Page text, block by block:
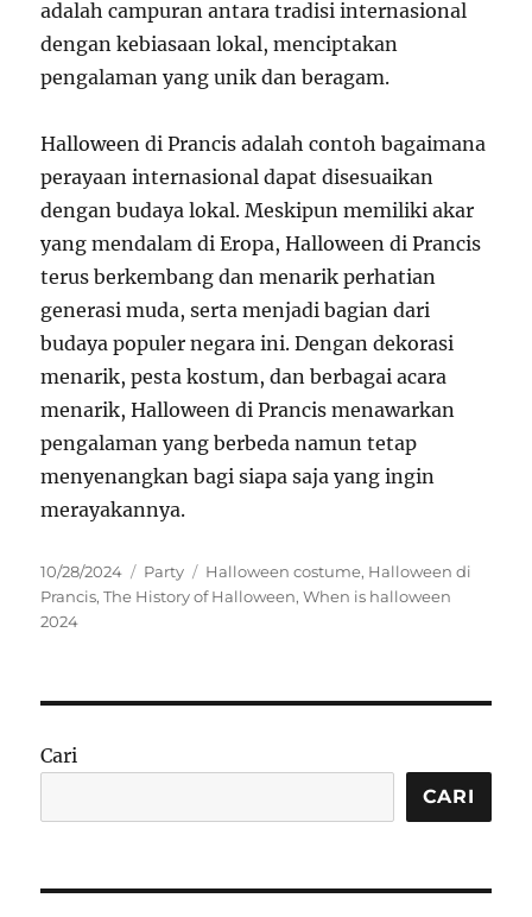
adalah campuran antara tradisi internasional
dengan kebiasaan lokal, menciptakan
pengalaman yang unik dan beragam.
Halloween di Prancis adalah contoh bagaimana
perayaan internasional dapat disesuaikan
dengan budaya lokal. Meskipun memiliki akar
yang mendalam di Eropa, Halloween di Prancis
terus berkembang dan menarik perhatian
generasi muda, serta menjadi bagian dari
budaya populer negara ini. Dengan dekorasi
menarik, pesta kostum, dan berbagai acara
menarik, Halloween di Prancis menawarkan
pengalaman yang berbeda namun tetap
menyenangkan bagi siapa saja yang ingin
merayakannya.
Posted
on
10/28/2024 Categories
Party Tags
Halloween costume, Halloween di
Prancis,The History of Halloween,When is halloween
2024
Cari
CARI